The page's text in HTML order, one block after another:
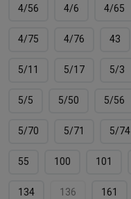
4/56 4/6 4/65
4/75 4/76 43
5/11 5/17 5/3
5/5 5/50 5/56
5/70 5/71 5/74
55 100 101
134 136 161